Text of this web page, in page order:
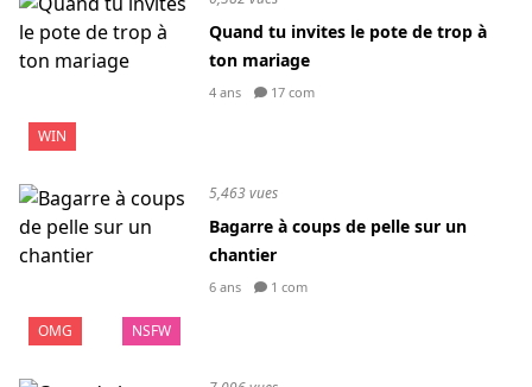
WIN
Quand tu invites le pote de trop à
ton mariage
4 ans 17 com
OMG NSFW
5,463 vues
Bagarre à coups de pelle sur un
chantier
6 ans 1 com